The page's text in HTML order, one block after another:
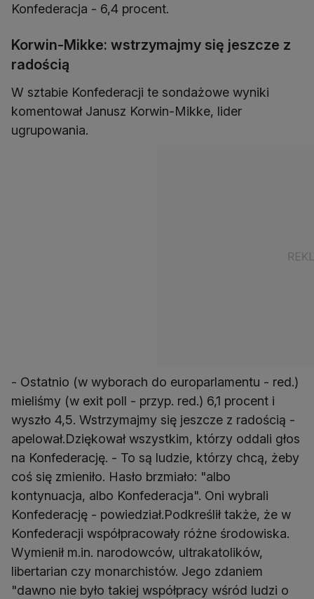
Konfederacja - 6,4 procent.
Korwin-Mikke: wstrzymajmy się jeszcze z
radością
W sztabie Konfederacji te sondażowe wyniki
komentował Janusz Korwin-Mikke, lider
ugrupowania.
- Ostatnio (w wyborach do europarlamentu - red.)
mieliśmy (w exit poll - przyp. red.) 6,1 procent i
wyszło 4,5. Wstrzymajmy się jeszcze z radością -
apelował.Dziękował wszystkim, którzy oddali głos
na Konfederację. - To są ludzie, którzy chcą, żeby
coś się zmieniło. Hasło brzmiało: "albo
kontynuacja, albo Konfederacja". Oni wybrali
Konfederację - powiedział.Podkreślił także, że w
Konfederacji współpracowały różne środowiska.
Wymienił m.in. narodowców, ultrakatolików,
libertarian czy monarchistów. Jego zdaniem
"dawno nie było takiej współpracy wśród ludzi o